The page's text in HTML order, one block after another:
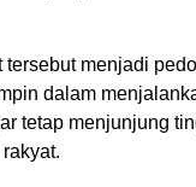
tersebut menjadi
dalam
tetap menjunjung